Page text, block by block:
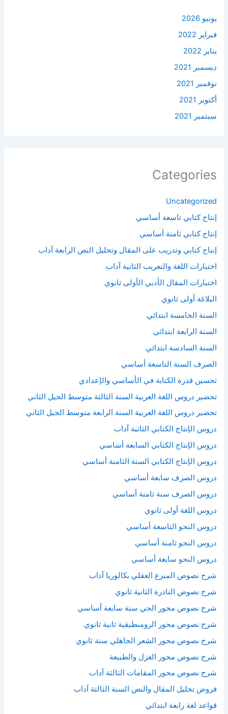
يونيو 2026
فبراير 2022
يناير 2022
ديسمبر 2021
نوفمبر 2021
أكتوبر 2021
سبتمبر 2021
Categories
Uncategorized
إنتاج كتابي تاسعة أساسي
إنتاج كتابي ثامنة أساسي
إنتاج كتابي وتدريب على المقال وتحليل النص الرابعة آداب
اختبارات اللغة والتعريب الثانية آداب
اختبارات المقال الأدبي الأولى ثانوي
البلاغة أولى ثانوي
السنة الخامسة ابتدائي
السنة الرابعة ابتدائي
السنة السادسة ابتدائي
الصرف السنة التاسعة أساسي
تحسين قدرة الكتابة في الأساسي والإعدادي
تحضير دروس اللغة العربية السنة الثالثة متوسط الجيل الثاني
تحضير دروس اللغة العربية السنة الرابعة متوسط الجيل الثاني
دروس الإنتاج الكتابي الثانية آداب
دروس الإنتاج الكتابي السابعة أساسي
دروس الإنتاج الكتابي السنة الثامنة أساسي
دروس الصرف سابعة أساسي
دروس الصرف سنة ثامنة أساسي
دروس اللغة أولى ثانوي
دروس النحو التاسعة أساسي
دروس النحو ثامنة أساسي
دروس النحو سابعة أساسي
شرح نصوص المنزع العقلي بكالوريا آداب
شرح نصوص النادرة الثانية ثانوي
شرح نصوص محور الحي سنة سابعة أساسي
شرح نصوص محور الرومنطيقية ثانية ثانوي
شرح نصوص محور الشعر الجاهلي سنة ثانوي
شرح نصوص محور الغزل والطبيعة
شرح نصوص محور المقامات الثالثة آداب
فروض تحليل المقال والنص السنة الثالثة آداب
قواعد لغة رابعة ابتدائي